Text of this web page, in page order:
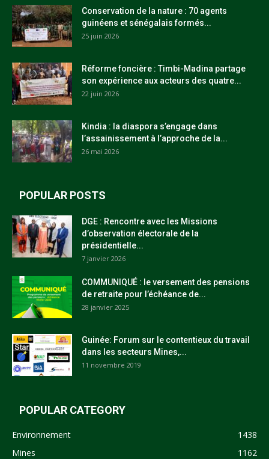
Conservation de la nature : 70 agents
guinéens et sénégalais formés...
25 juin 2026
Réforme foncière : Timbi-Madina partage
son expérience aux acteurs des quatre...
22 juin 2026
Kindia : la diaspora s’engage dans
l’assainissement à l’approche de la...
26 mai 2026
POPULAR POSTS
DGE : Rencontre avec les Missions
d’observation électorale de la
présidentielle...
7 janvier 2026
COMMUNIQUÉ : le versement des pensions
de retraite pour l’échéance de...
28 janvier 2025
Guinée: Forum sur le contentieux du travail
dans les secteurs Mines,...
11 novembre 2019
POPULAR CATEGORY
Environnement
1438
Mines
1162